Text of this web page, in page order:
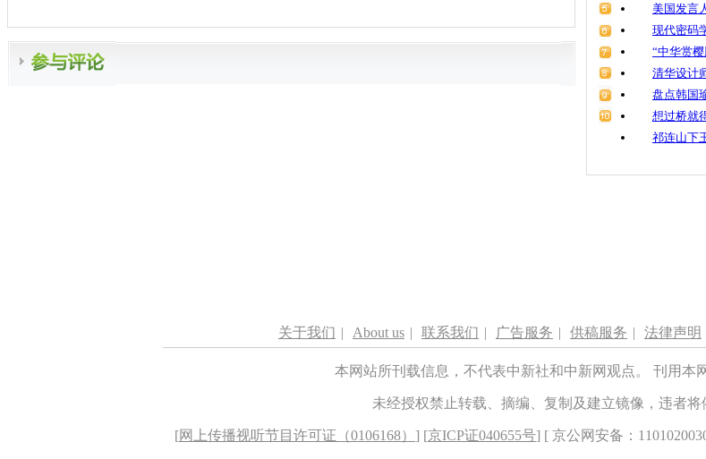
美国发言
现代密码
“中华赏
清华设计
盘点韩国
想过桥就
祁连山下
关于我们 | About us | 联系我们 | 广告服务 | 供稿服务 | 法律声明
本网站所刊载信息，不代表中新社和中新网观点。 刊用本
未经授权禁止转载、摘编、复制及建立镜像，违者将
[网上传播视听节目许可证（0106168） ] [京ICP证040655号] [ 京公网安备：